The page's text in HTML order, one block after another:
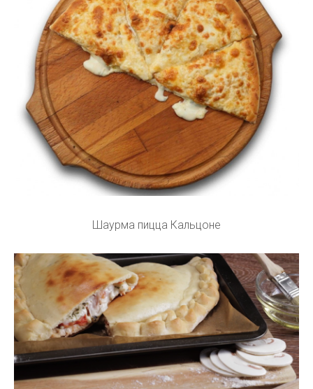
Шаурма пицца Кальцоне